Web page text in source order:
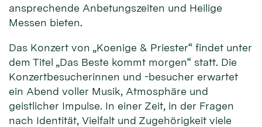
ansprechende Anbetungszeiten und Heilige
Messen bieten.
Das Konzert von „Koenige & Priester“ findet unter
dem Titel „Das Beste kommt morgen“ statt. Die
Konzertbesucherinnen und -besucher erwartet
ein Abend voller Musik, Atmosphäre und
geistlicher Impulse. In einer Zeit, in der Fragen
nach Identität, Vielfalt und Zugehörigkeit viele